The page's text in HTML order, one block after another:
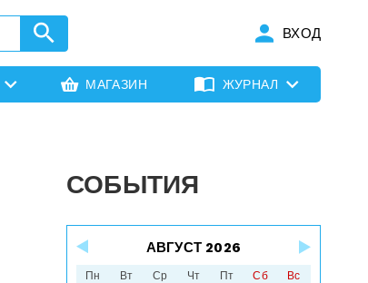
ВХОД
МАГАЗИН ЖУРНАЛ
СОБЫТИЯ
АВГУСТ 2026
Пн Вт Ср Чт Пт Сб Вс